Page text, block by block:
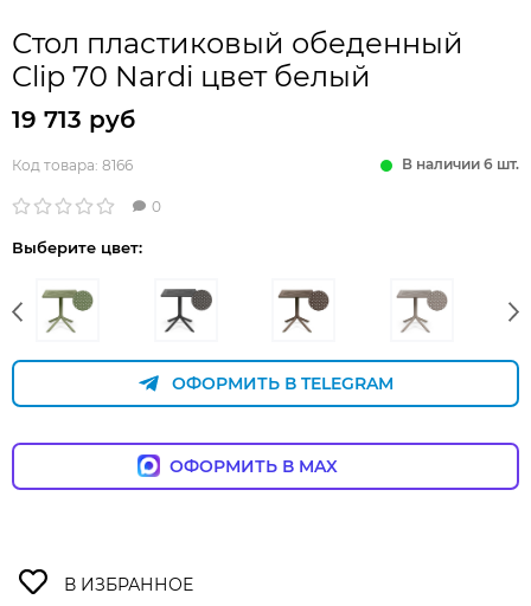
Стол пластиковый обеденный
Clip 70 Nardi цвет белый
19 713 руб
Код товара: 8166 В наличии 6 шт.
0
Выберите цвет:
ОФОРМИТЬ В TELEGRAM
ОФОРМИТЬ В MAX